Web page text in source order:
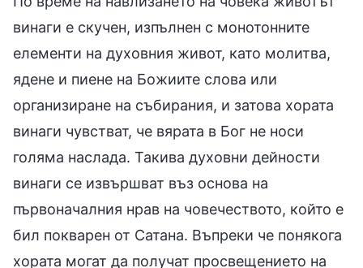
винаги е скучен, изпълнен с монотонните
елементи на духовния живот, като молитва,
ядене и пиене на Божиите слова или
организиране на събирания, и затова хората
винаги чувстват, че вярата в Бог не носи
голяма наслада. Такива духовни дейности
винаги се извършват въз основа на
първоначалния нрав на човечеството, който е
бил покварен от Сатана. Въпреки че понякога
хората могат да получат просвещението на